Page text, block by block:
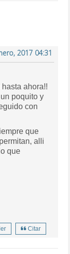
2017 04:31
ahora!!
poquito y
con
que
alli
que
Citar